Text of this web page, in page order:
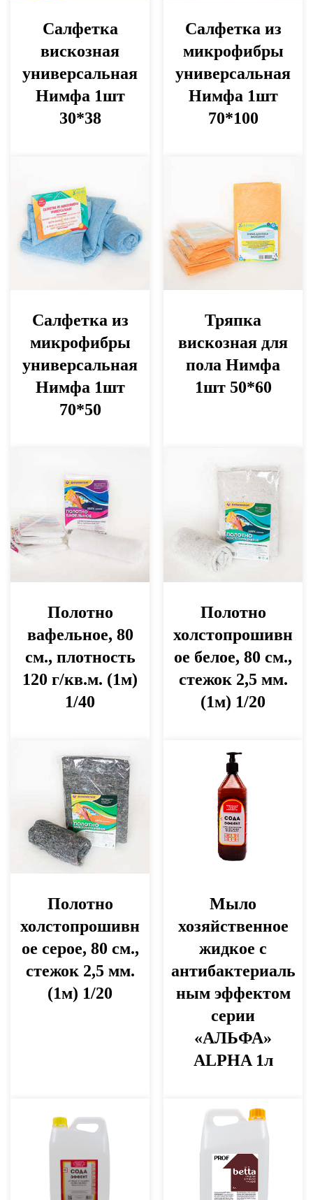
Салфетка
вискозная
универсальная
Нимфа 1шт
30*38
Салфетка из
микрофибры
универсальная
Нимфа 1шт
70*100
Салфетка из
микрофибры
универсальная
Нимфа 1шт
70*50
Тряпка
вискозная для
пола Нимфа
1шт 50*60
Полотно
вафельное, 80
см., плотность
120 г/кв.м. (1м)
1/40
Полотно
холстопрошивн
ое белое, 80 см.,
стежок 2,5 мм.
(1м) 1/20
Полотно
холстопрошивн
ое серое, 80 см.,
стежок 2,5 мм.
(1м) 1/20
Мыло
хозяйственное
жидкое с
антибактериаль
ным эффектом
серии
«АЛЬФА»
ALPHA 1л